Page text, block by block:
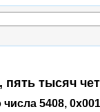
пять тысяч
5408,